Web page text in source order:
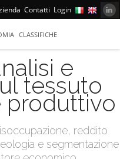
Contatti Login
CLASSIFICHE
e
tessuto
reddito
e segmentazione